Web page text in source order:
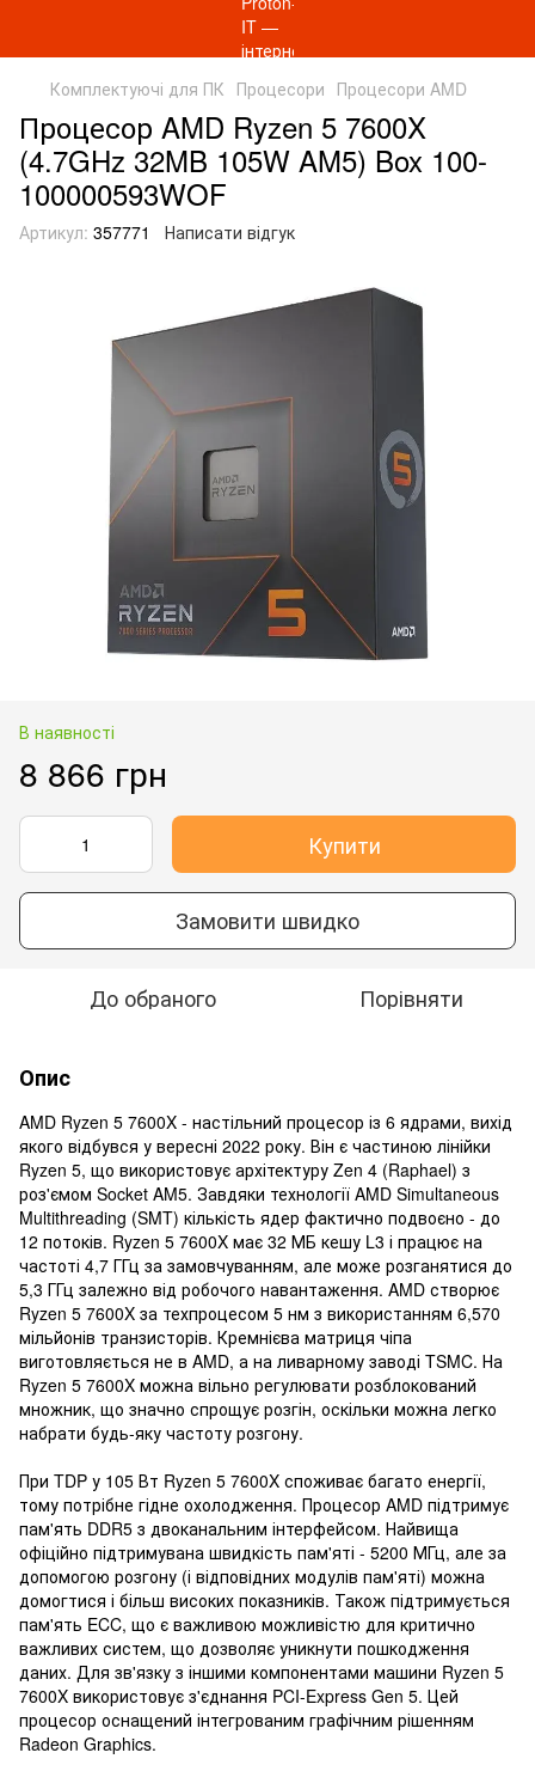
Комплектуючі для ПК Процесори Процесори AMD
Процесор AMD Ryzen 5 7600X
(4.7GHz 32MB 105W AM5) Box 100-
100000593WOF
Артикул: 357771 Написати відгук
В наявності
8 866 грн
Купити
Замовити швидко
До обраного Порівняти
Опис
AMD Ryzen 5 7600X - настільний процесор із 6 ядрами, вихід
якого відбувся у вересні 2022 року. Він є частиною лінійки
Ryzen 5, що використовує архітектуру Zen 4 (Raphael) з
роз'ємом Socket AM5. Завдяки технології AMD Simultaneous
Multithreading (SMT) кількість ядер фактично подвоєно - до
12 потоків. Ryzen 5 7600X має 32 МБ кешу L3 і працює на
частоті 4,7 ГГц за замовчуванням, але може розганятися до
5,3 ГГц залежно від робочого навантаження. AMD створює
Ryzen 5 7600X за техпроцесом 5 нм з використанням 6,570
мільйонів транзисторів. Кремнієва матриця чіпа
виготовляється не в AMD, а на ливарному заводі TSMC. На
Ryzen 5 7600X можна вільно регулювати розблокований
множник, що значно спрощує розгін, оскільки можна легко
набрати будь-яку частоту розгону.
При TDP у 105 Вт Ryzen 5 7600X споживає багато енергії,
тому потрібне гідне охолодження. Процесор AMD підтримує
пам'ять DDR5 з двоканальним інтерфейсом. Найвища
офіційно підтримувана швидкість пам'яті - 5200 МГц, але за
допомогою розгону (і відповідних модулів пам'яті) можна
домогтися і більш високих показників. Також підтримується
пам'ять ECC, що є важливою можливістю для критично
важливих систем, що дозволяє уникнути пошкодження
даних. Для зв'язку з іншими компонентами машини Ryzen 5
7600X використовує з'єднання PCI-Express Gen 5. Цей
процесор оснащений інтегрованим графічним рішенням
Radeon Graphics.